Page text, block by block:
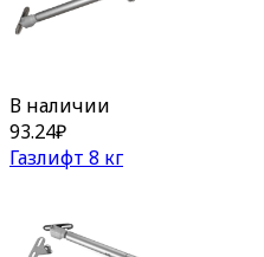
В наличии
93.24₽
Газлифт 8 кг